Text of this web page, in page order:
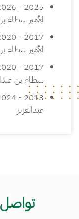
الأمير سطام
الأمير سطام
سطام بن
عبدالعزيز